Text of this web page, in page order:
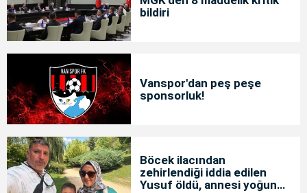
bildiri
Vanspor'dan peş peşe
sponsorluk!
Böcek ilacından
zehirlendiği iddia edilen
Yusuf öldü, annesi yoğun